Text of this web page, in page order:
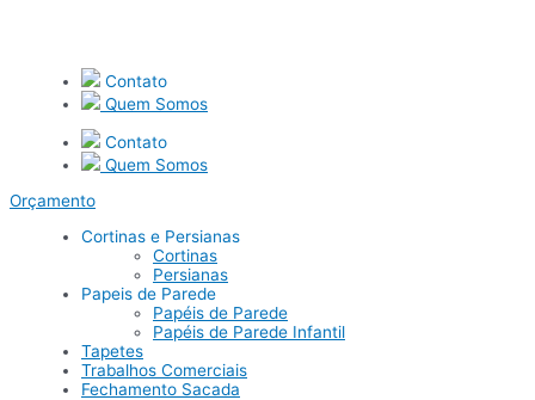
Contato
Quem Somos
Contato
Quem Somos
Orçamento
Cortinas e Persianas
Cortinas
Persianas
Papeis de Parede
Papéis de Parede
Papéis de Parede Infantil
Tapetes
Trabalhos Comerciais
Fechamento Sacada